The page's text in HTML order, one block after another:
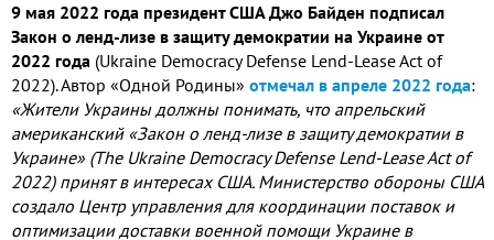
9 мая 2022 года президент США Джо Байден подписал
Закон о ленд-лизе в защиту демократии на Украине от
2022 года (Ukraine Democracy Defense Lend-Lease Act of
2022). Автор «Одной Родины» отмечал в апреле 2022 года:
«Жители Украины должны понимать, что апрельский
американский «Закон о ленд-лизе в защиту демократии в
Украине» (The Ukraine Democracy Defense Lend-Lease Act of
2022) принят в интересах США. Министерство обороны США
создало Центр управления для координации поставок и
оптимизации доставки военной помощи Украине в